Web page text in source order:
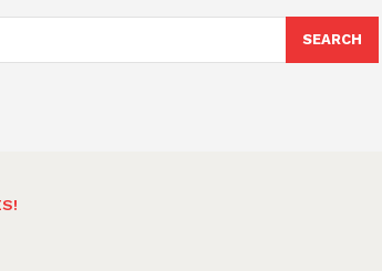
SEARCH